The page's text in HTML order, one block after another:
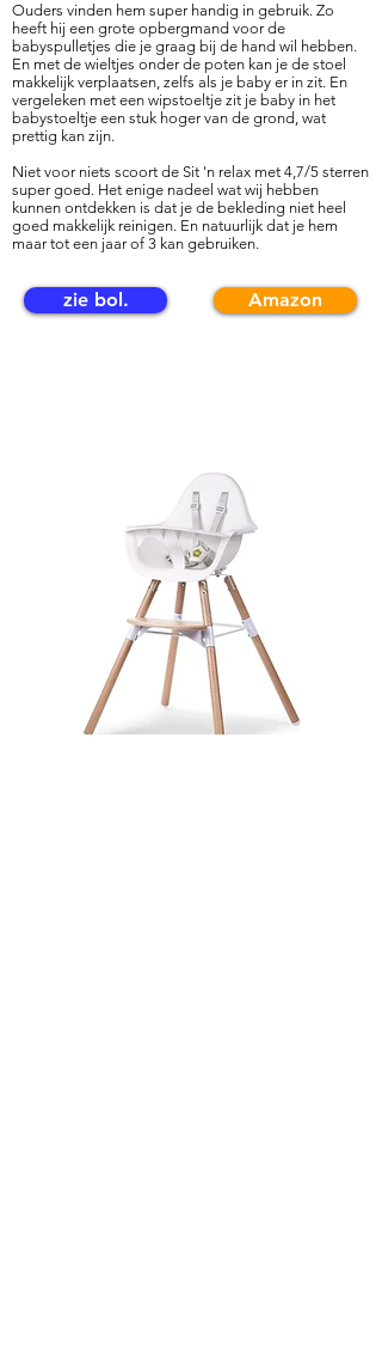
Ouders vinden hem super handig in gebruik. Zo
heeft hij een grote opbergmand voor de
babyspulletjes die je graag bij de hand wil hebben.
En met de wieltjes onder de poten kan je de stoel
makkelijk verplaatsen, zelfs als je baby er in zit. En
vergeleken met een wipstoeltje zit je baby in het
babystoeltje een stuk hoger van de grond, wat
prettig kan zijn.
Niet voor niets scoort de Sit 'n relax met 4,7/5 sterren
super goed. Het enige nadeel wat wij hebben
kunnen ontdekken is dat je de bekleding niet heel
goed makkelijk reinigen. En natuurlijk dat je hem
maar tot een jaar of 3 kan gebruiken.
Amazon
zie bol.